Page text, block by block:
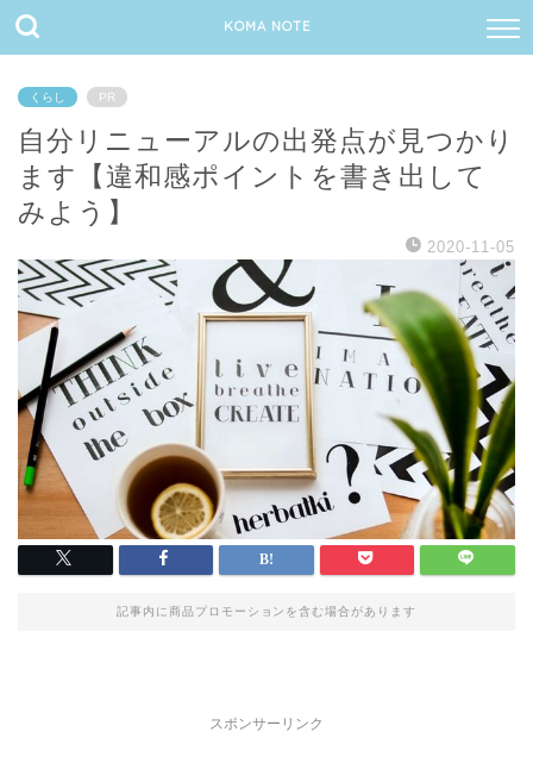
KOMA NOTE
くらし PR
自分リニューアルの出発点が見つかり
ます【違和感ポイントを書き出して
みよう】
2020-11-05
記事内に商品プロモーションを含む場合があります
スポンサーリンク